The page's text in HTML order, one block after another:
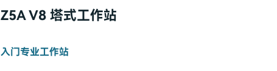
Z5A V8 塔式工作站
入门专业工作站